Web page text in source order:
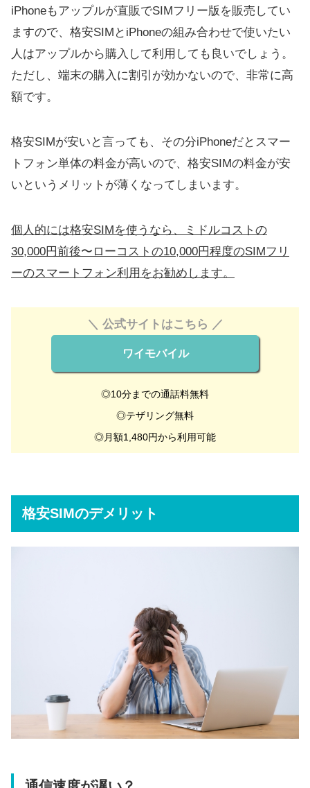
iPhoneもアップルが直販でSIMフリー版を販売してい
ますので、格安SIMとiPhoneの組み合わせで使いたい
人はアップルから購入して利用しても良いでしょう。
ただし、端末の購入に割引が効かないので、非常に高
額です。
格安SIMが安いと言っても、その分iPhoneだとスマー
トフォン単体の料金が高いので、格安SIMの料金が安
いというメリットが薄くなってしまいます。
個人的には格安SIMを使うなら、ミドルコストの
30,000円前後〜ローコストの10,000円程度のSIMフリ
ーのスマートフォン利用をお勧めします。
＼ 公式サイトはこちら ／
ワイモバイル
◎10分までの通話料無料
◎テザリング無料
◎月額1,480円から利用可能
格安SIMのデメリット